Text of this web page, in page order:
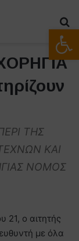
ΤΗΣ
ΚΑΙ
ΝΟΜΟΣ
21, ο αιτητής
με όλα